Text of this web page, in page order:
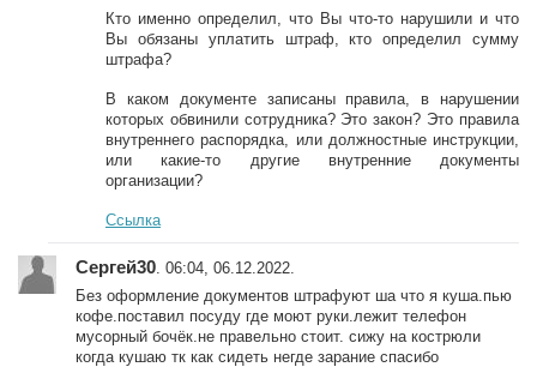
Кто именно определил, что Вы что-то нарушили и что
Вы обязаны уплатить штраф, кто определил сумму
штрафа?
В каком документе записаны правила, в нарушении
которых обвинили сотрудника? Это закон? Это правила
внутреннего распорядка, или должностные инструкции,
или какие-то другие внутренние документы
организации?
Ссылка
Сергей30 . 06:04, 06.12.2022.
Без оформление документов штрафуют ша что я куша.пью
кофе.поставил посуду где моют руки.лежит телефон
мусорный бочёк.не правельно стоит. сижу на кострюли
когда кушаю тк как сидеть негде зарание спасибо